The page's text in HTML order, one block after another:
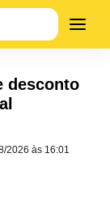
desconto
2026 às 16:01